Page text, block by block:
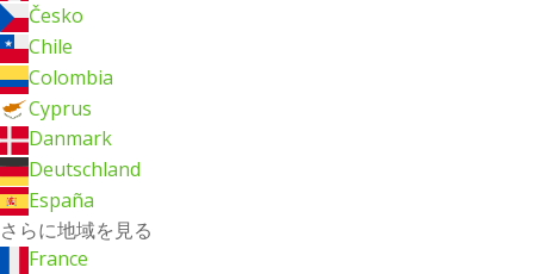
Česko
Chile
Colombia
Cyprus
Danmark
Deutschland
España
さらに地域を見る
France